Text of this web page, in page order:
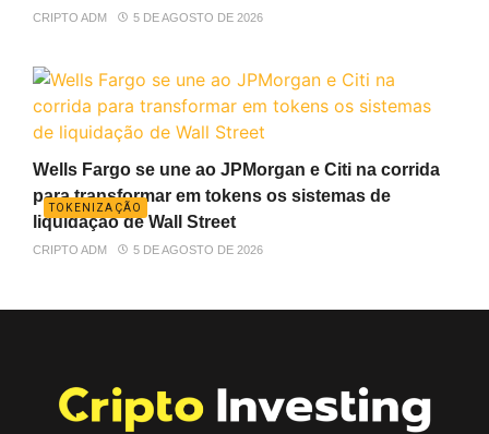
CRIPTO ADM 5 DE AGOSTO DE 2026
TOKENIZAÇÃO
Wells Fargo se une ao JPMorgan e Citi na corrida
para transformar em tokens os sistemas de
liquidação de Wall Street
CRIPTO ADM 5 DE AGOSTO DE 2026